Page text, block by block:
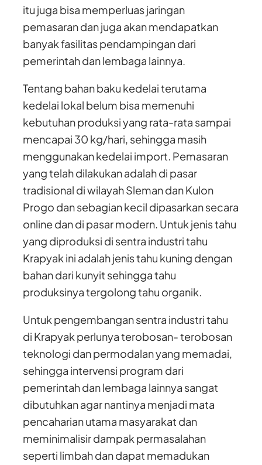
itu juga bisa memperluas jaringan
pemasaran dan juga akan mendapatkan
banyak fasilitas pendampingan dari
pemerintah dan lembaga lainnya.
Tentang bahan baku kedelai terutama
kedelai lokal belum bisa memenuhi
kebutuhan produksi yang rata-rata sampai
mencapai 30 kg/hari, sehingga masih
menggunakan kedelai import. Pemasaran
yang telah dilakukan adalah di pasar
tradisional di wilayah Sleman dan Kulon
Progo dan sebagian kecil dipasarkan secara
online dan di pasar modern. Untuk jenis tahu
yang diproduksi di sentra industri tahu
Krapyak ini adalah jenis tahu kuning dengan
bahan dari kunyit sehingga tahu
produksinya tergolong tahu organik.
Untuk pengembangan sentra industri tahu
di Krapyak perlunya terobosan- terobosan
teknologi dan permodalan yang memadai,
sehingga intervensi program dari
pemerintah dan lembaga lainnya sangat
dibutuhkan agar nantinya menjadi mata
pencaharian utama masyarakat dan
meminimalisir dampak permasalahan
seperti limbah dan dapat memadukan